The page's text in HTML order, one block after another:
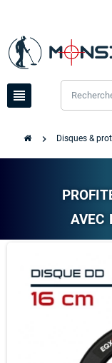
view_headline
chevron_right Disques &
AVEC